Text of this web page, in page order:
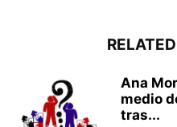
Ana
medio
tras...